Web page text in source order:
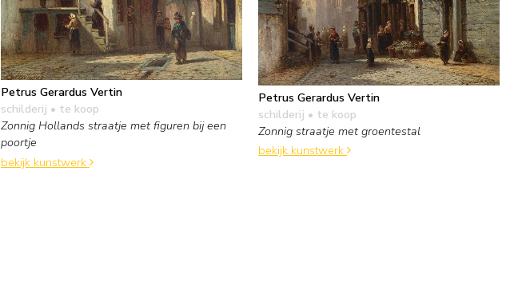
Petrus Gerardus Vertin
schilderij • te koop
Zonnig Hollands straatje met figuren bij een
poortje
bekijk kunstwerk
Petrus Gerardus Vertin
schilderij • te koop
Zonnig straatje met groentestal
bekijk kunstwerk